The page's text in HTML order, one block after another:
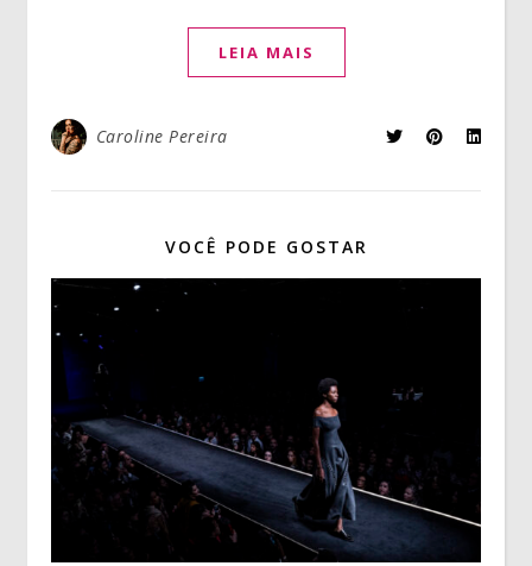
LEIA MAIS
Caroline Pereira
VOCÊ PODE GOSTAR